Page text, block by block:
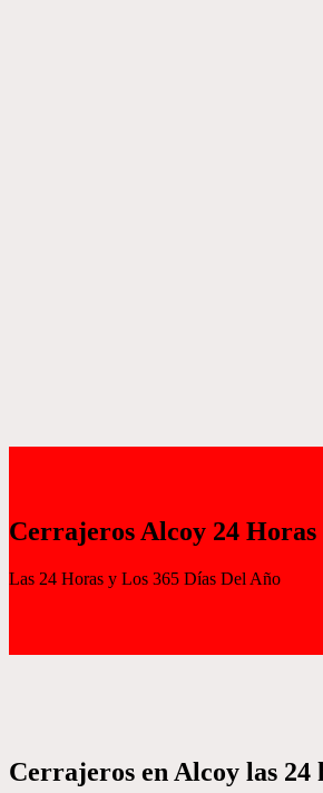
Cerrajeros Alcoy 24 Horas
Las 24 Horas y Los 365 Días Del Año
Cerrajeros en Alcoy las 24